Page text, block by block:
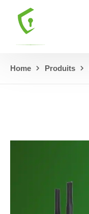
Home Produits